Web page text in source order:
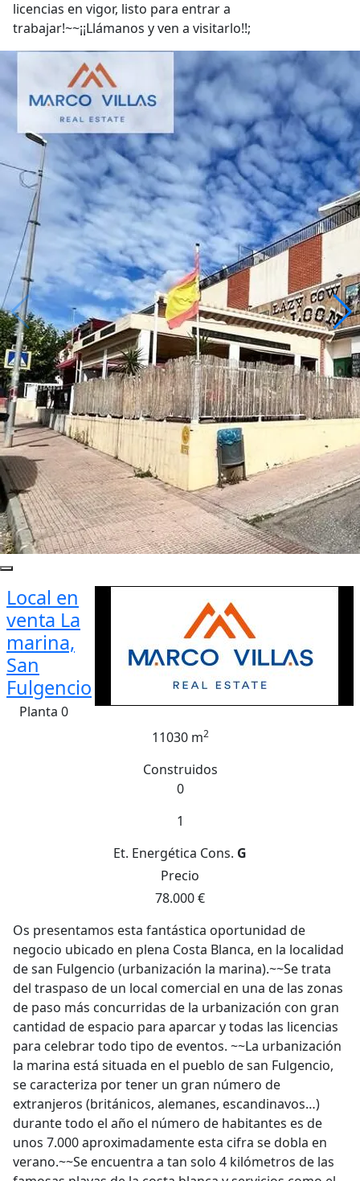
licencias en vigor, listo para entrar a
trabajar!~~¡¡Llámanos y ven a visitarlo!!;
Local en
venta La
marina,
San
Fulgencio
Planta 0
11030 m2
Construidos
0
1
Et. Energética Cons. G
Precio
78.000 €
Os presentamos esta fantástica oportunidad de
negocio ubicado en plena Costa Blanca, en la localidad
de san Fulgencio (urbanización la marina).~~Se trata
del traspaso de un local comercial en una de las zonas
de paso más concurridas de la urbanización con gran
cantidad de espacio para aparcar y todas las licencias
para celebrar todo tipo de eventos. ~~La urbanización
la marina está situada en el pueblo de san Fulgencio,
se caracteriza por tener un gran número de
extranjeros (británicos, alemanes, escandinavos…)
durante todo el año el número de habitantes es de
unos 7.000 aproximadamente esta cifra se dobla en
verano.~~Se encuentra a tan solo 4 kilómetros de las